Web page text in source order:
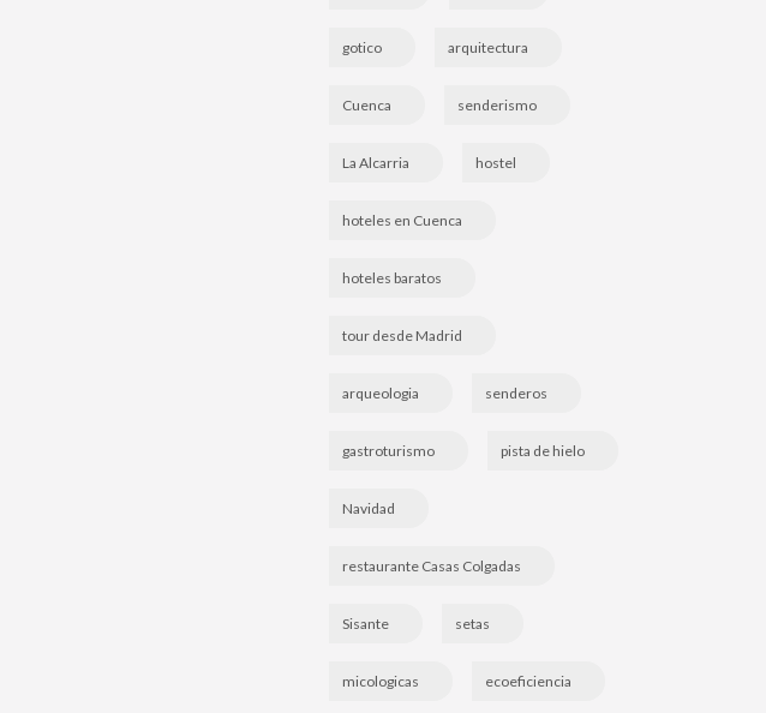
gotico arquitectura
Cuenca senderismo
La Alcarria hostel
hoteles en Cuenca
hoteles baratos
tour desde Madrid
arqueologia senderos
gastroturismo pista de hielo
Navidad
restaurante Casas Colgadas
Sisante setas
micologicas ecoeficiencia